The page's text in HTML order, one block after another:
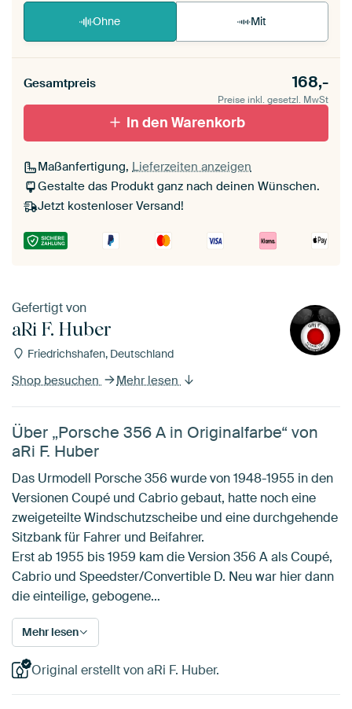
Ohne Mit
Gesamtpreis 168,-
Preise inkl. gesetzl. MwSt
In den Warenkorb
Maßanfertigung, Lieferzeiten anzeigen
Gestalte das Produkt ganz nach deinen Wünschen.
Jetzt kostenloser Versand!
Gefertigt von
aRi F. Huber
Friedrichshafen, Deutschland
Shop besuchen Mehr lesen
Über „Porsche 356 A in Originalfarbe“ von
aRi F. Huber
Das Urmodell Porsche 356 wurde von 1948-1955 in den
Versionen Coupé und Cabrio gebaut, hatte noch eine
zweigeteilte Windschutzscheibe und eine durchgehende
Sitzbank für Fahrer und Beifahrer.
Erst ab 1955 bis 1959 kam die Version 356 A als Coupé,
Cabrio und Speedster/Convertible D. Neu war hier dann
die einteilige, gebogene…
Mehr lesen
Original erstellt von aRi F. Huber.